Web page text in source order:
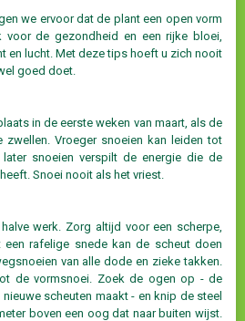
we ervoor dat de plant een open vorm
voor de gezondheid en een rijke bloei,
en lucht. Met deze tips hoeft u zich nooit
goed doet.
in de eerste weken van maart, als de
zwellen. Vroeger snoeien kan leiden tot
snoeien verspilt de energie die de
Snoei nooit als het vriest.
werk. Zorg altijd voor een scherpe,
een rafelige snede kan de scheut doen
van alle dode en zieke takken.
de vormsnoei. Zoek de ogen op - de
scheuten maakt - en knip de steel
boven een oog dat naar buiten wijst.